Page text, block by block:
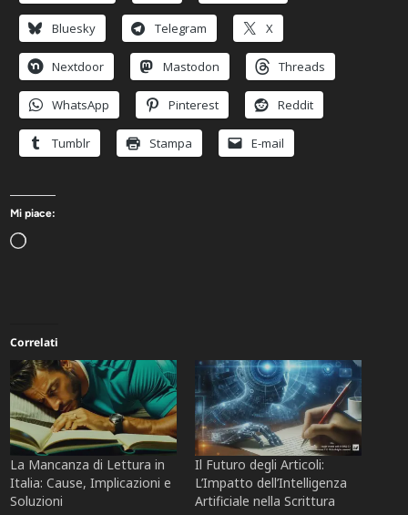
Bluesky Telegram X
Nextdoor Mastodon Threads
WhatsApp Pinterest Reddit
Tumblr Stampa E-mail
Mi piace:
Caricamento
Correlati
La Mancanza di Lettura in
Italia: Cause, Implicazioni e
Soluzioni
Il Futuro degli Articoli:
L’Impatto dell’Intelligenza
Artificiale nella Scrittura